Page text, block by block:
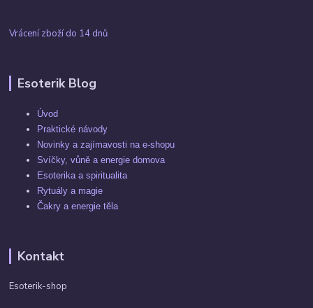
Vrácení zboží do 14 dnů
Esoterik Blog
Úvod
Praktické návody
Novinky a zajímavosti na e-shopu
Svíčky, vůně a energie domova
Esoterika a spiritualita
Rytuály a magie
Čakry a energie těla
Kontakt
Esoterik-shop